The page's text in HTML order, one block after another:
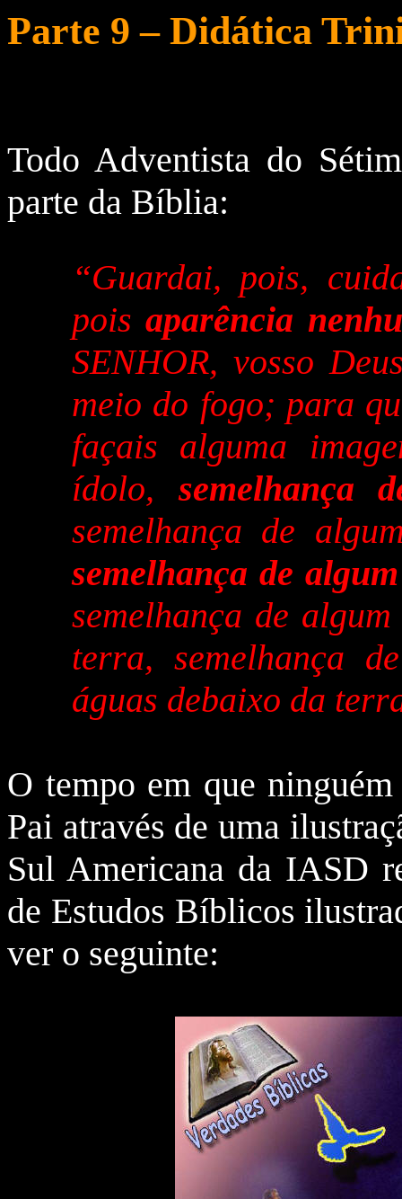
Parte 9 – Didática
Todo Adventista do
parte da Bíblia:
“Guardai, pois,
poisaparência
SENHOR, vosso
meio do fogo; para
façais alguma
ídolo,semelhança
semelhança de
semelhança de
semelhança de
terra, semelhança
águas debaixo da
O tempo em que
Pai através de uma
Sul Americana da IASD
de Estudos Bíblicos
ver o seguinte: